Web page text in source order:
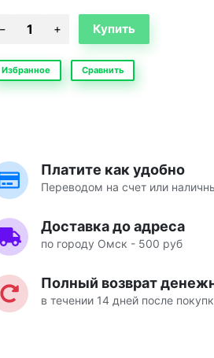
Избранное Сравнить
Платите как удобно
Переводом на счет или
Доставка до адреса
по городу Омск - 500 руб
Полный возврат
в течении 14 дней после